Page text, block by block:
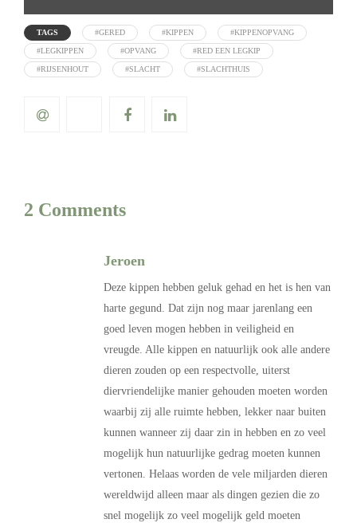
TAGS #GERED #KIPPEN #KIPPENOPVANG
#LEGKIPPEN #OPVANG #RED EEN LEGKIP
#RIJSENHOUT #SLACHT #SLACHTHUIS
2 Comments
Jeroen
Deze kippen hebben geluk gehad en het is hen van
harte gegund. Dat zijn nog maar jarenlang een
goed leven mogen hebben in veiligheid en
vreugde. Alle kippen en natuurlijk ook alle andere
dieren zouden op een respectvolle, uiterst
diervriendelijke manier gehouden moeten worden
waarbij zij alle ruimte hebben, lekker naar buiten
kunnen wanneer zij daar zin in hebben en zo veel
mogelijk hun natuurlijke gedrag moeten kunnen
vertonen. Helaas worden de vele miljarden dieren
wereldwijd alleen maar als dingen gezien die zo
snel mogelijk zo veel mogelijk geld moeten